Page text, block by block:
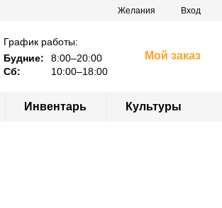
Желания Вход
График работы:
Будние:
8:00–20:00
Сб:
10:00–18:00
Мой заказ
Инвентарь Культуры